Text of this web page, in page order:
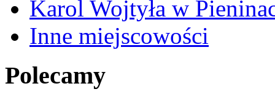
Karol Wojtyła w
Inne miejscowości
Polecamy